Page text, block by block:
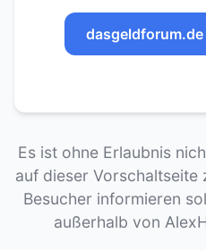
dasgeldforum.de
Es ist ohne Erlaubnis
auf dieser Vorschaltseite
Besucher informieren
außerhalb von